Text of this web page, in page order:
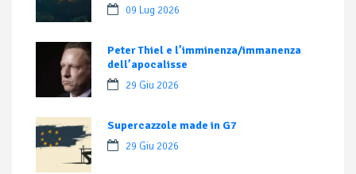
09 Lug 2026
Peter Thiel e l’imminenza/immanenza
dell’apocalisse
29 Giu 2026
Supercazzole made in G7
29 Giu 2026